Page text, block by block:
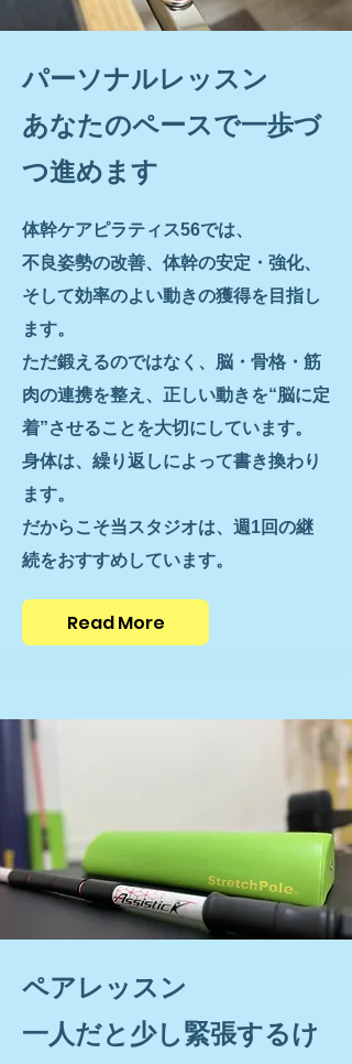
パーソナルレッスン
あなたのペースで一歩づ
つ進めます
体幹ケアピラティス56では、
不良姿勢の改善、体幹の安定・強化、
そして効率のよい動きの獲得を目指し
ます。
ただ鍛えるのではなく、脳・骨格・筋
肉の連携を整え、正しい動きを“脳に定
着”させることを大切にしています。
身体は、繰り返しによって書き換わり
ます。
だからこそ当スタジオは、週1回の継
続をおすすめしています。
Read More
ペアレッスン
一人だと少し緊張するけ